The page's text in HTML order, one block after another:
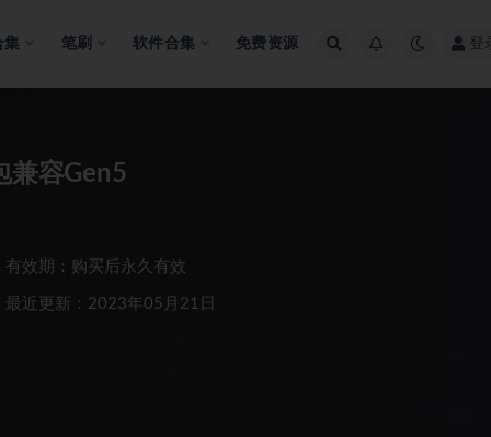
集 笔刷 软件合集 免费资源 登
兼容Gen5
有效期：购买后永久有效
最近更新：2023年05月21日